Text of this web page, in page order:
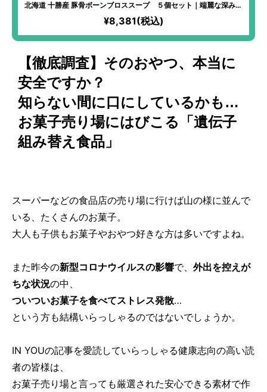
北海道 十勝産 豚骨ボーンブロススープ ５個セット｜端麗な深みの
ある味わい スープだけでおいしい満腹感
¥8,381(税込)
【徹底調査】そのおやつ、本当に
安全ですか？
知らない間に口にしているかも…
お菓子売り場にはびこる「遺伝子
組み替え食品」
スーパーなどの食品店の売り場に行けば山の様に並んで
いる、たくさんのお菓子。
大人も子供もお菓子やおやつ好きな方は多いですよね。
また昨今の新型コロナウイルスの影響で、 外出を控えが
ちな状況の中、
ついついお菓子を食べてストレス発散…
という方も結構いらっしゃるのではないでしょうか。
IN YOUの記事を愛読していらっしゃる健康志向の高い読
者の皆様は、
お菓子売り場と言っても厳選された安心できる素材で作